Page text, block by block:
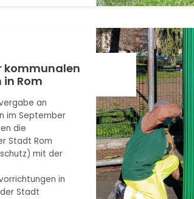
kommunalen
Rom
an
im September
die
Stadt Rom
mit der
in
Stadt